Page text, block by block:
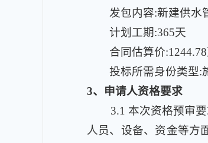
发包内容:新建供水
计划工期:365天
合同估算价
投标所需身份类型:
3、申请人资格要求
3.1 本次资格预审
人员、设备、资金等方